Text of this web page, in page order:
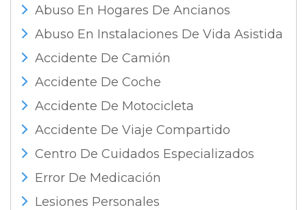
Abuso En Hogares De Ancianos
Abuso En Instalaciones De Vida Asistida
Accidente De Camión
Accidente De Coche
Accidente De Motocicleta
Accidente De Viaje Compartido
Centro De Cuidados Especializados
Error De Medicación
Lesiones Personales